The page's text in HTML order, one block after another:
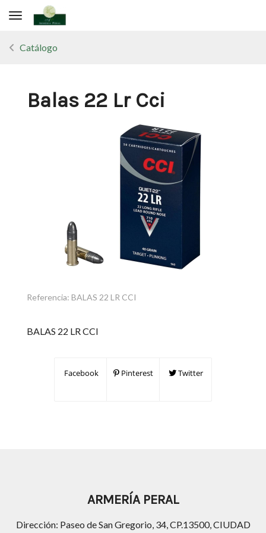
Toggle navigation
Catálogo
Balas 22 Lr Cci
Referencia: BALAS 22 LR CCI
BALAS 22 LR CCI
Facebook Pinterest Twitter
ARMERÍA PERAL
Dirección: Paseo de San Gregorio, 34, CP.13500, CIUDAD